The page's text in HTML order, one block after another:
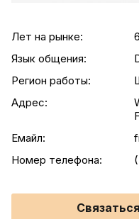
Лет на рынке:
Язык общения:
Регион работы:
Адрес:
Емайл:
Номер телефона: